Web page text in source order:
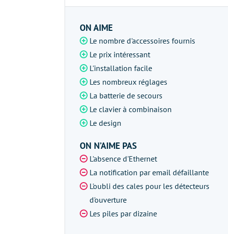
ON AIME
Le nombre d'accessoires fournis
Le prix intéressant
L'installation facile
Les nombreux réglages
La batterie de secours
Le clavier à combinaison
Le design
ON N’AIME PAS
L'absence d'Ethernet
La notification par email défaillante
L'oubli des cales pour les détecteurs
d'ouverture
Les piles par dizaine